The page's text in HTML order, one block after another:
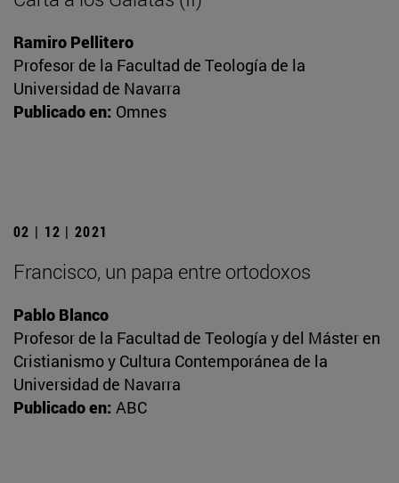
Ramiro Pellitero
Profesor de la Facultad de Teología de la
Universidad de Navarra
Publicado en: Omnes
02 | 12 | 2021
Francisco, un papa entre ortodoxos
Pablo Blanco
Profesor de la Facultad de Teología y del Máster en
Cristianismo y Cultura Contemporánea de la
Universidad de Navarra
Publicado en: ABC